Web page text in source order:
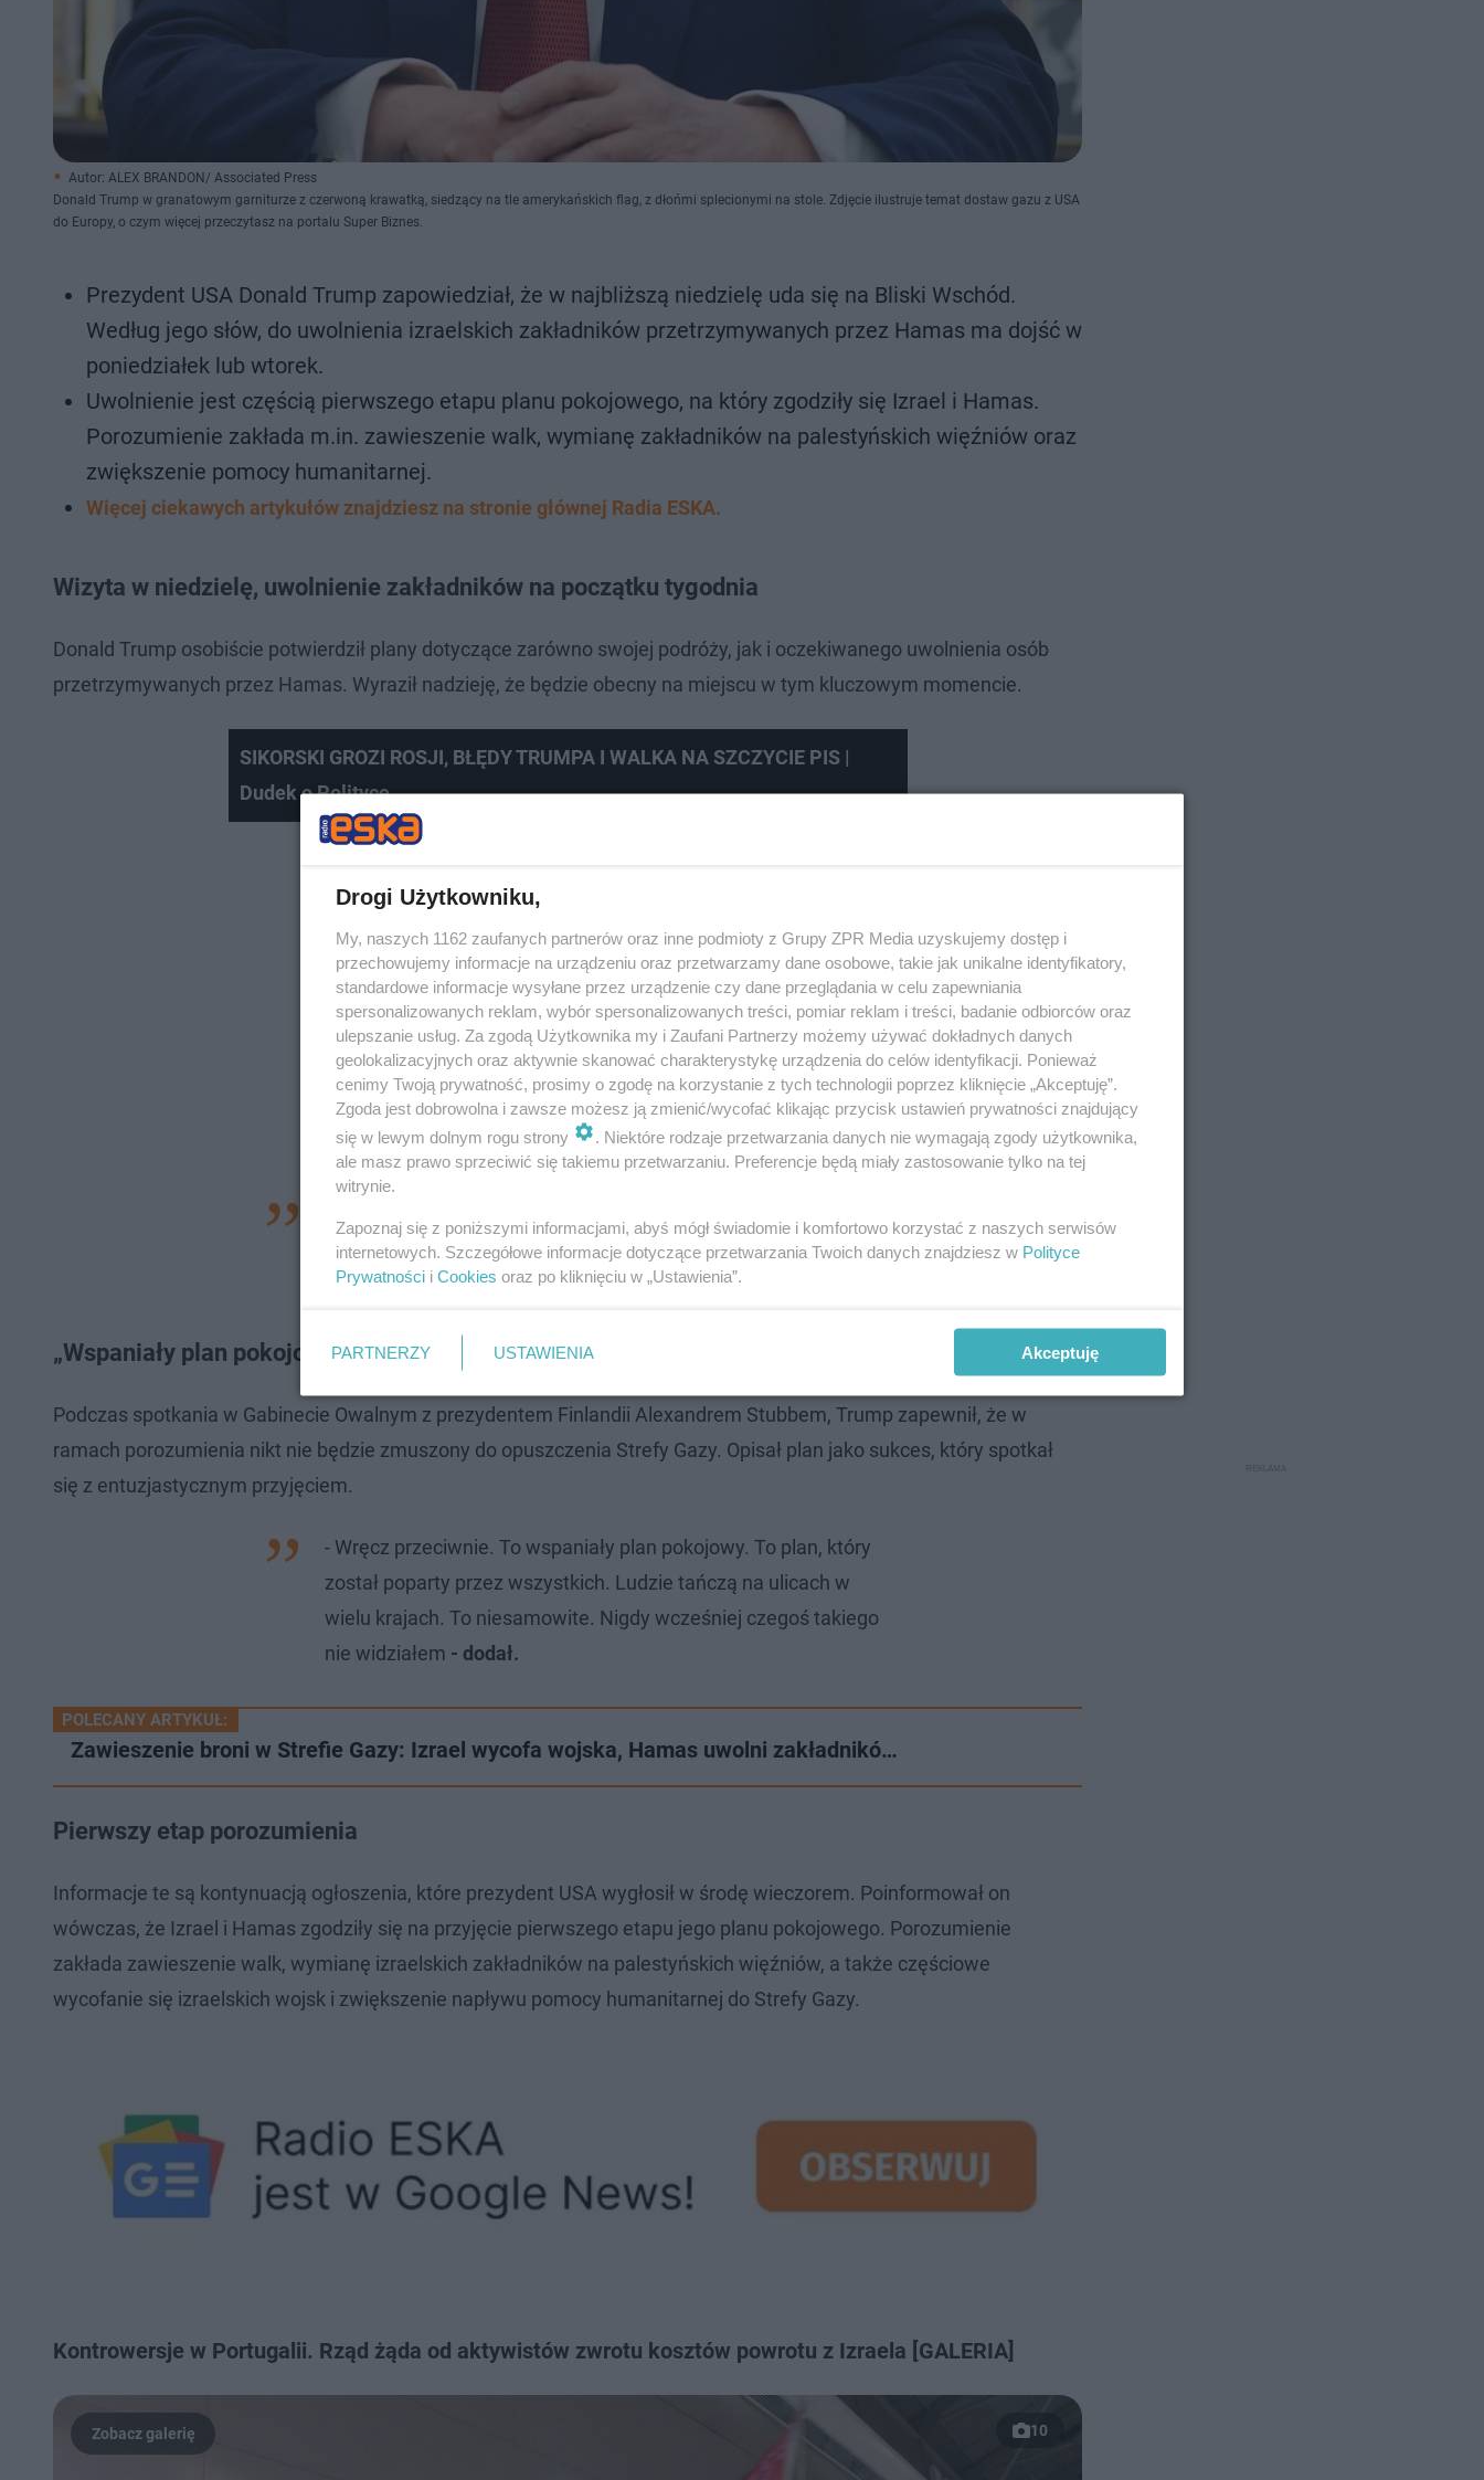
Autor: ALEX BRANDON/ Associated Press
Donald Trump w granatowym garniturze z czerwoną krawatką, siedzący na tle amerykańskich flag, z dłońmi splecionymi na stole. Zdjęcie ilustruje temat dostaw gazu z USA
do Europy, o czym więcej przeczytasz na portalu Super Biznes.
Prezydent USA Donald Trump zapowiedział, że w najbliższą niedzielę uda się na Bliski Wschód.
Według jego słów, do uwolnienia izraelskich zakładników przetrzymywanych przez Hamas ma dojść w
poniedziałek lub wtorek.
Uwolnienie jest częścią pierwszego etapu planu pokojowego, na który zgodziły się Izrael i Hamas.
Porozumienie zakłada m.in. zawieszenie walk, wymianę zakładników na palestyńskich więźniów oraz
zwiększenie pomocy humanitarnej.
Więcej ciekawych artykułów znajdziesz na stronie głównej Radia ESKA.
Wizyta w niedzielę, uwolnienie zakładników na początku tygodnia
Donald Trump osobiście potwierdził plany dotyczące zarówno swojej podróży, jak i oczekiwanego uwolnienia osób
przetrzymywanych przez Hamas. Wyraził nadzieję, że będzie obecny na miejscu w tym kluczowym momencie.
SIKORSKI GROZI ROSJI, BŁĘDY TRUMPA I WALKA NA SZCZYCIE PIS |
Dudek o Polityce
wtorek. Prawdopodobnie będę tam. Mam taką nadzieję.
Planujemy wyruszyć jakoś w niedzielę- powiedział Trump.
„Wspaniały plan pokojowy”
Podczas spotkania w Gabinecie Owalnym z prezydentem Finlandii Alexandrem Stubbem, Trump zapewnił, że w
ramach porozumienia nikt nie będzie zmuszony do opuszczenia Strefy Gazy. Opisał plan jako sukces, który spotkał
się z entuzjastycznym przyjęciem.
- Wręcz przeciwnie. To wspaniały plan pokojowy. To plan, który
został poparty przez wszystkich. Ludzie tańczą na ulicach w
wielu krajach. To niesamowite. Nigdy wcześniej czegoś takiego
nie widziałem - dodał.
POLECANY ARTYKUŁ:
Zawieszenie broni w Strefie Gazy: Izrael wycofa wojska, Hamas uwolni zakładnikó…
Pierwszy etap porozumienia
Informacje te są kontynuacją ogłoszenia, które prezydent USA wygłosił w środę wieczorem. Poinformował on
wówczas, że Izrael i Hamas zgodziły się na przyjęcie pierwszego etapu jego planu pokojowego. Porozumienie
zakłada zawieszenie walk, wymianę izraelskich zakładników na palestyńskich więźniów, a także częściowe
wycofanie się izraelskich wojsk i zwiększenie napływu pomocy humanitarnej do Strefy Gazy.
Kontrowersje w Portugalii. Rząd żąda od aktywistów zwrotu kosztów powrotu z Izraela [GALERIA]
10
Drogi Użytkowniku,
My, naszych 1162 zaufanych partnerów oraz inne podmioty z Grupy ZPR Media uzyskujemy dostęp i
przechowujemy informacje na urządzeniu oraz przetwarzamy dane osobowe, takie jak unikalne identyfikatory,
standardowe informacje wysyłane przez urządzenie czy dane przeglądania w celu zapewniania
spersonalizowanych reklam, wybór spersonalizowanych treści, pomiar reklam i treści, badanie odbiorców oraz
ulepszanie usług. Za zgodą Użytkownika my i Zaufani Partnerzy możemy używać dokładnych danych
geolokalizacyjnych oraz aktywnie skanować charakterystykę urządzenia do celów identyfikacji. Ponieważ
cenimy Twoją prywatność, prosimy o zgodę na korzystanie z tych technologii poprzez kliknięcie „Akceptuję”.
Zgoda jest dobrowolna i zawsze możesz ją zmienić/wycofać klikając przycisk ustawień prywatności znajdujący
się w lewym dolnym rogu strony
. Niektóre rodzaje przetwarzania danych nie wymagają zgody użytkownika,
ale masz prawo sprzeciwić się takiemu przetwarzaniu. Preferencje będą miały zastosowanie tylko na tej
witrynie.
Zapoznaj się z poniższymi informacjami, abyś mógł świadomie i komfortowo korzystać z naszych serwisów
internetowych. Szczegółowe informacje dotyczące przetwarzania Twoich danych znajdziesz w Polityce
Prywatności i Cookies oraz po kliknięciu w „Ustawienia”.
PARTNERZY USTAWIENIA Akceptuję